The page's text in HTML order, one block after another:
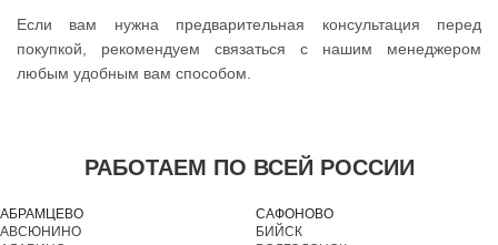
Если вам нужна предварительная консультация перед
покупкой, рекомендуем связаться с нашим менеджером
любым удобным вам способом.
РАБОТАЕМ ПО ВСЕЙ РОССИИ
АБРАМЦЕВО
АВСЮНИНО
САФОНОВО
БИЙСК